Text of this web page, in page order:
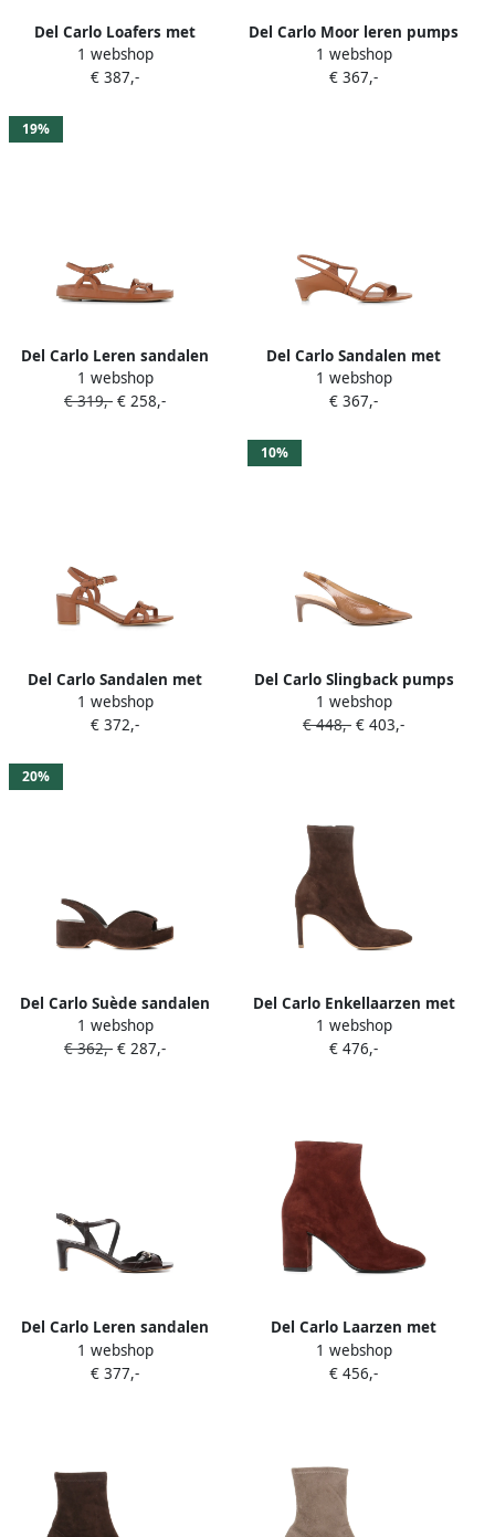
Del Carlo Loafers met
strikdetail Bruin
1 webshop
€ 387,-
Del Carlo Moor leren pumps
met enkelbandje Bruin
1 webshop
€ 367,-
19%
Del Carlo Leren sandalen
Bruin
1 webshop
€ 319,- € 258,-
Del Carlo Sandalen met
bandjes Bruin
1 webshop
€ 367,-
Del Carlo Sandalen met
bandjes Bruin
1 webshop
€ 372,-
10%
Del Carlo Slingback pumps
met puntige neus Bruin
1 webshop
€ 448,- € 403,-
20%
Del Carlo Suède sandalen
Bruin
1 webshop
€ 362,- € 287,-
Del Carlo Enkellaarzen met
puntige neus Bruin
1 webshop
€ 476,-
Del Carlo Leren sandalen
Bruin
1 webshop
€ 377,-
Del Carlo Laarzen met
blokhak en itsr Bruin
1 webshop
€ 456,-